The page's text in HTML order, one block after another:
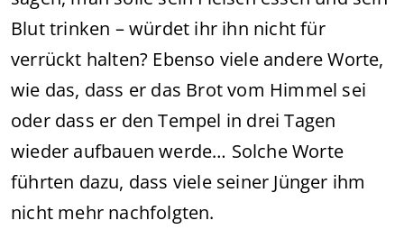
Blut trinken – würdet ihr ihn nicht für
verrückt halten? Ebenso viele andere Worte,
wie das, dass er das Brot vom Himmel sei
oder dass er den Tempel in drei Tagen
wieder aufbauen werde… Solche Worte
führten dazu, dass viele seiner Jünger ihm
nicht mehr nachfolgten.